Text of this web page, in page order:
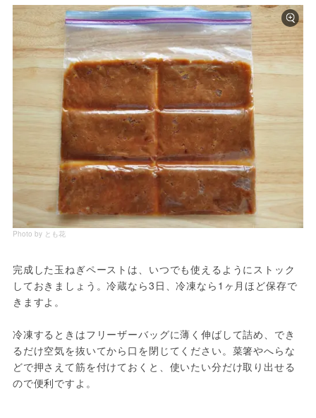
Photo by とも花
完成した玉ねぎペーストは、いつでも使えるようにストック
しておきましょう。冷蔵なら3日、冷凍なら1ヶ月ほど保存で
きますよ。
冷凍するときはフリーザーバッグに薄く伸ばして詰め、でき
るだけ空気を抜いてから口を閉じてください。菜箸やへらな
どで押さえて筋を付けておくと、使いたい分だけ取り出せる
ので便利ですよ。